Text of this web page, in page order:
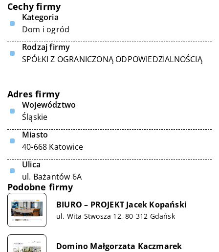
Cechy firmy
Kategoria
Dom i ogród
Rodzaj firmy
SPÓŁKI Z OGRANICZONĄ ODPOWIEDZIALNOŚCIĄ
Adres firmy
Województwo
Śląskie
Miasto
40-668 Katowice
Ulica
ul. Bażantów 6A
Podobne firmy
BIURO – PROJEKT Jacek Kopański
ul. Wita Stwosza 12, 80-312 Gdańsk
Domino Małgorzata Kaczmarek